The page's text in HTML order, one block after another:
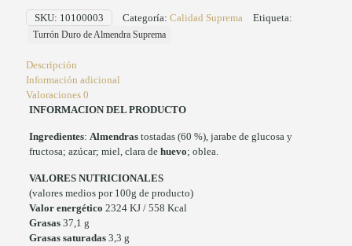
Suprema
cantidad
SKU: 10100003 Categoría: Calidad Suprema Etiqueta:
Turrón Duro de Almendra Suprema
Descripción
Información adicional
Valoraciones 0
INFORMACION DEL PRODUCTO
Ingredientes: Almendrastostadas (60 %), jarabe de glucosa y
fructosa; azúcar; miel, clara de huevo; oblea.
VALORES NUTRICIONALES
(valores medios por 100g de producto)
Valor energético 2324 KJ / 558 Kcal
Grasas37,1 g
Grasas saturadas3,3 g